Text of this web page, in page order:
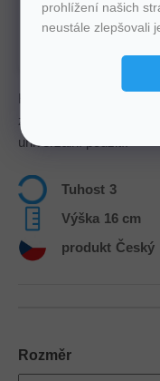
prohlížení našich
neustále zlepšovali
U nás
Autorizovaný
Rozměr
Hybridní pěnová
zónami. Nabízí vyšší
univerzální použití.
3
Tuhost
16 cm
Výška
Český
produkt